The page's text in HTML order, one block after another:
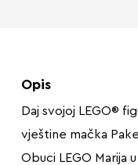
Opis
Daj svojoj LEGO®
vještine mačka
Obuci LEGO Marija